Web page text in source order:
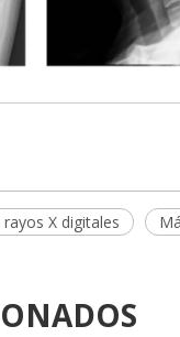
X digitales